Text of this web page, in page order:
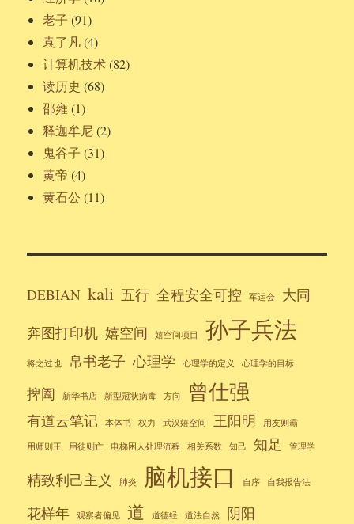
老子 (91)
袁了凡(4)
计算机技术(82)
读历史 (68)
邵雍 (1)
释迦牟尼(2)
鬼谷子 (31)
黄帝 (4)
黄石公 (11)
DEBIAN kali 五行 全程安全可控 军运会
大同
奔图打印机 嬉空间 嬉空间项目 孙子兵法
将之过也 帛书老子 心理学 心理学的定义 心理学的目标
捭阖 新华书店 新型冠状病毒 方向 曾仕强
有道云笔记 本体书 权力 武汉嬉空间 王阳明 用友则霸
用师则王 用徒则亡 电梯困人处理流程 相关系数 知己 知足 管理学
精致利己主义 肺炎 脑机接口 自序 自我报告法
花样年 观察者偏见 道 道德经 道法自然 阴阳